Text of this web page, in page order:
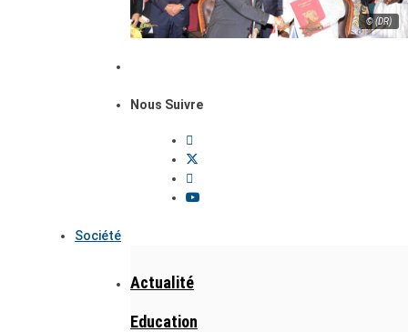
© (DR)
Nous Suivre
Société
Actualité
Education